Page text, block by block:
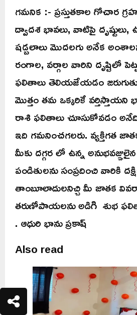
గమనిక :- ప్రస్తుతకాల గోచార
ద్వాదశ భావలు, వాటిపై దృష్టులు,
షడ్బలాలు మొదలగు అనేక
రంగాల, వర్గాల వారిని దృష్టిలో
ఫలితాలు తెలియజేయడం
మొత్తం తమ ఒక్కరికే వర్తిస్తాయని
రాశి ఫలితాలు చూసుకోవడం
ఇది గమనించగలరు. వ్యక్తిగత
మీకు దగ్గర లో ఉన్న
పండితులను సంప్రదించి వారికి
తాంబూలాదులనిచ్చి మీ జాతక
తరుణోపాయలను అడిగి శుభ
. ఆధురి భాను ప్రకాష్
Also read